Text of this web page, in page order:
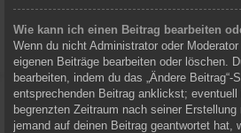
Wie kann ich einen Beitrag bearbeiten
Wenn du nicht Administrator oder
eigenen Beiträge bearbeiten oder löschen.
bearbeiten, indem du das „Ändere Beitrag“-
entsprechenden Beitrag anklickst;
begrenzten Zeitraum nach seiner
jemand auf deinen Beitrag geantwortet hat,